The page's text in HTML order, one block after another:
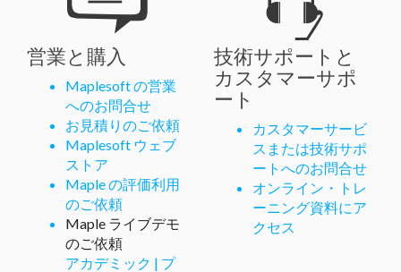
営業と購入
Maplesoft の営業
へのお問合せ
お見積りのご依頼
Maplesoft ウェブ
ストア
Maple の評価利用
のご依頼
Maple ライブデモ
のご依頼
アカデミック | プ
技術サポートと
カスタマーサポ
ート
カスタマーサービ
スまたは技術サポ
ートへのお問合せ
オンライン・トレ
ーニング資料にア
クセス